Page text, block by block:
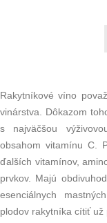
Rakytníkové víno
vinárstva. Dôkazom
s najväčšou
obsahom vitamínu C.
ďalších vitamínov,
prvkov. Majú
esenciálnych
plodov rakytníka cítiť